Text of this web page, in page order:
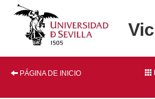
PÁGINA DE INICIO